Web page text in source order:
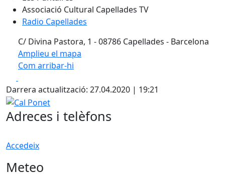
Associació Cultural Capellades TV
Radio Capellades
C/ Divina Pastora, 1 - 08786 Capellades - Barcelona
Amplieu el mapa
Com arribar-hi
+
−
Darrera actualització: 27.04.2020 | 19:21
Cal Ponet
Adreces i telèfons
Accedeix
Meteo